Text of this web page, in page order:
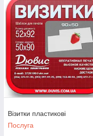
Візитки пластикові
Послуга